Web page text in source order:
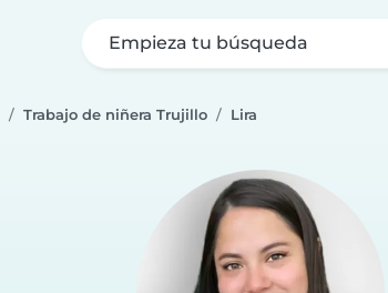
Empieza tu búsqueda
Trabajo de niñera Trujillo Lira